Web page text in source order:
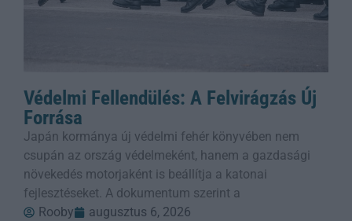
Védelmi Fellendülés: A Felvirágzás Új
Forrása
Japán kormánya új védelmi fehér könyvében nem
csupán az ország védelmeként, hanem a gazdasági
növekedés motorjaként is beállítja a katonai
fejlesztéseket. A dokumentum szerint a
Rooby
augusztus 6, 2026